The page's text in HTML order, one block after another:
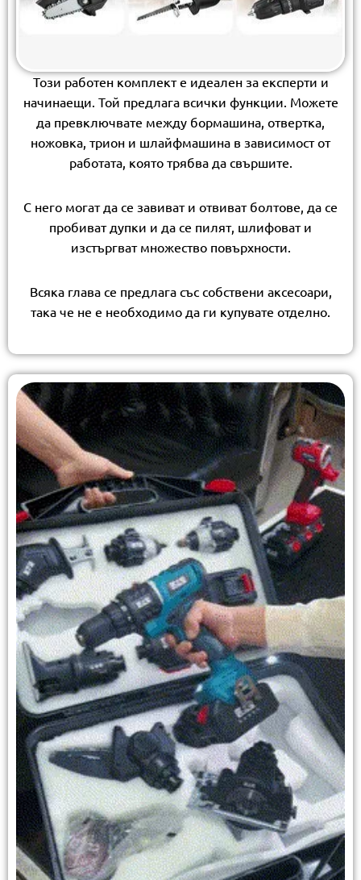
Този работен комплект е идеален за експерти и
начинаещи. Той предлага всички функции. Можете
да превключвате между бормашина, отвертка,
ножовка, трион и шлайфмашина в зависимост от
работата, която трябва да свършите.
С него могат да се завиват и отвиват болтове, да се
пробиват дупки и да се пилят, шлифоват и
изстъргват множество повърхности.
Всяка глава се предлага със собствени аксесоари,
така че не е необходимо да ги купувате отделно.